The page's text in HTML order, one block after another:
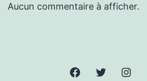
Aucun commentaire à afficher.
FacebookTwitter